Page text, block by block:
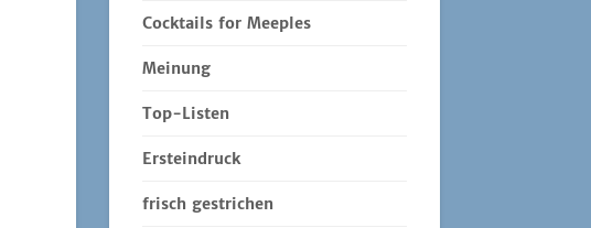
Cocktails for Meeples
Meinung
Top-Listen
Ersteindruck
frisch gestrichen